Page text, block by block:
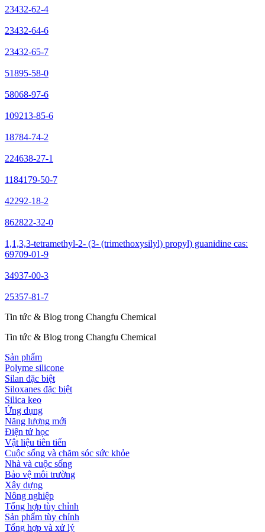
23432-62-4
23432-64-6
23432-65-7
51895-58-0
58068-97-6
109213-85-6
18784-74-2
224638-27-1
1184179-50-7
42292-18-2
862822-32-0
1,1,3,3-tetramethyl-2- (3- (trimethoxysilyl) propyl) guanidine cas:
69709-01-9
34937-00-3
25357-81-7
Tin tức & Blog trong Changfu Chemical
Tin tức & Blog trong Changfu Chemical
Sản phẩm
Polyme silicone
Silan đặc biệt
Siloxanes đặc biệt
Silica keo
Ứng dụng
Năng lượng mới
Điện tử học
Vật liệu tiên tiến
Cuộc sống và chăm sóc sức khỏe
Nhà và cuộc sống
Bảo vệ môi trường
Xây dựng
Nông nghiệp
Tổng hợp tùy chỉnh
Sản phẩm tùy chỉnh
Tổng hợp và xử lý